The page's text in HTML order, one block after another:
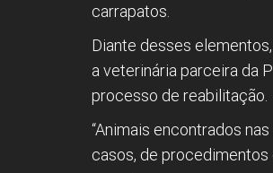
carrapatos.
Diante desses
a veterinária parceira da
processo de reabilitação.
“Animais encontrados
casos, de procedimentos